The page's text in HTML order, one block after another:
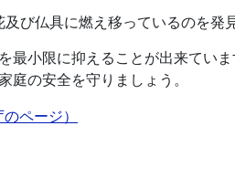
び仏具に燃え移っているのを発
小限に抑えることが出来てい
庭の安全を守りましょう。
ページ）